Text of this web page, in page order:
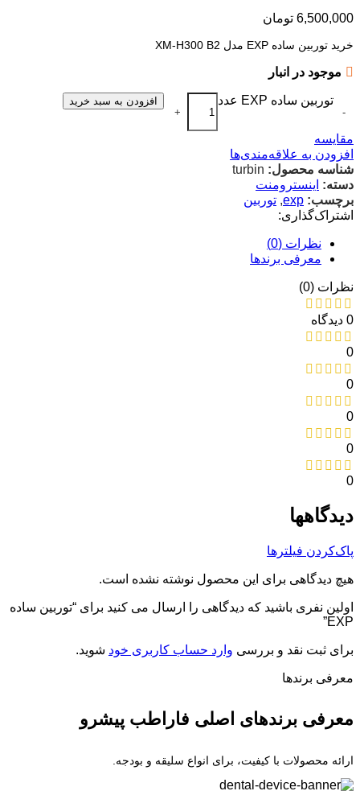
6,500,000 تومان
خرید توربین ساده EXP مدل XM-H300 B2
موجود در انبار
-
توربین ساده EXP عدد
+
افزودن به سبد خرید
مقایسه
افزودن به علاقه‌مندی‌ها
شناسه محصول: turbin
دسته: اینسترومنت
برچسب: exp
, توربین
اشتراک‌گذاری:
نظرات (0)
معرفی برند‌ها
نظرات (0)
0 دیدگاه
0
0
0
0
0
دیدگاهها
پاک‌کردن فیلترها
هیچ دیدگاهی برای این محصول نوشته نشده است.
اولین نفری باشید که دیدگاهی را ارسال می کنید برای “توربین ساده
EXP”
برای ثبت نقد و بررسی وارد حساب کاربری خود شوید.
معرفی برند‌ها
معرفی برندهای اصلی فاراطب پیشرو
ارائه محصولات با کیفیت، برای انواع سلیقه و بودجه.